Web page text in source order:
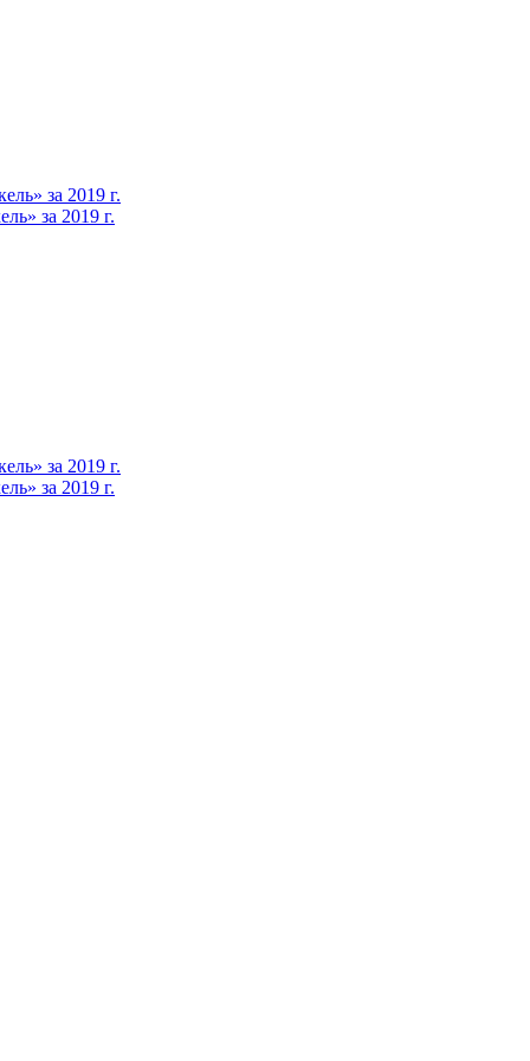
за 2019 г.
за 2019 г.
за 2019 г.
за 2019 г.